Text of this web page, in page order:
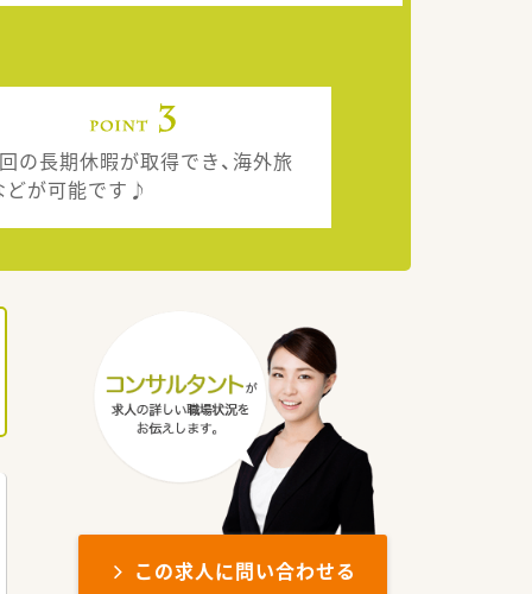
の長期休暇が取得でき、海外旅
どが可能です♪
この求人に問い合わせる